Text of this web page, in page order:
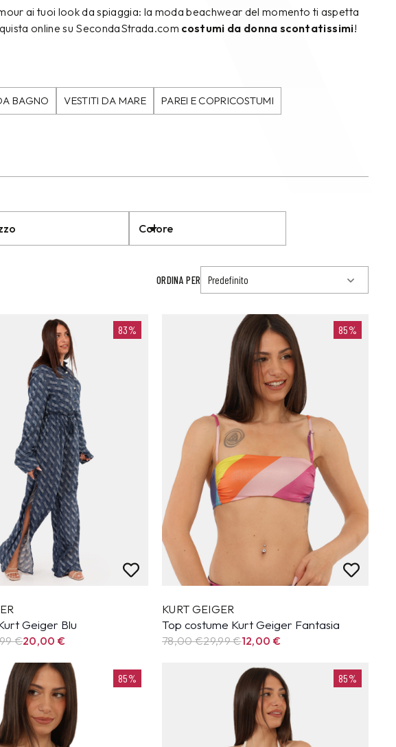
ai tuoi look da spiaggia: la moda beachwear del momento ti aspetta
online su SecondaStrada.com costumi da donna scontatissimi!
BAGNO VESTITI DA MARE PAREI E COPRICOSTUMI
Colore
ORDINA PER
83%
Geiger Blu
€20,00€
85%
KURT GEIGER
Top costume Kurt Geiger Fantasia
78,00 €29,99€12,00 €
85% 85%